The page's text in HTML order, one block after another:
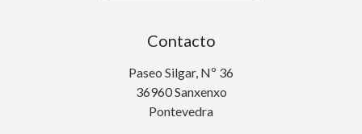
Contacto
Paseo Silgar, Nº 36
36960 Sanxenxo
Pontevedra